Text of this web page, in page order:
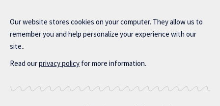
Our website stores cookies on your computer. They allow us to
remember you and help personalize your experience with our
site..
Read ourprivacy policy for more information.